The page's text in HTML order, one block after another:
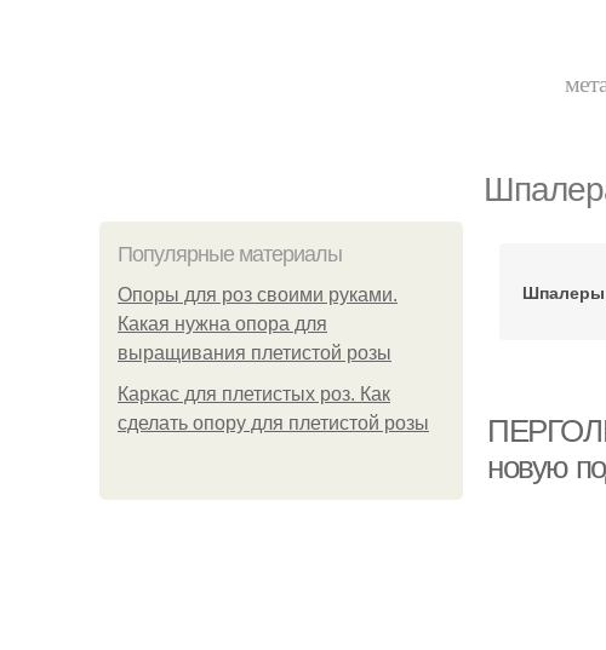
Популярные материалы
Опоры для роз своими руками.
Какая нужна опора для
выращивания плетистой розы
Каркас для плетистых роз. Как
сделать опору для плетистой розы
Шпалеры
новую